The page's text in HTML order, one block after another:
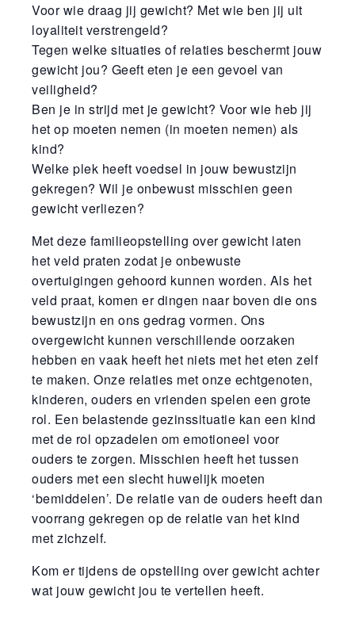
Voor wie draag jij gewicht? Met wie ben jij uit
loyaliteit verstrengeld?
Tegen welke situaties of relaties beschermt jouw
gewicht jou? Geeft eten je een gevoel van
veiligheid?
Ben je in strijd met je gewicht? Voor wie heb jij
het op moeten nemen (in moeten nemen) als
kind?
Welke plek heeft voedsel in jouw bewustzijn
gekregen? Wil je onbewust misschien geen
gewicht verliezen?
Met deze familieopstelling over gewicht laten
het veld praten zodat je onbewuste
overtuigingen gehoord kunnen worden. Als het
veld praat, komen er dingen naar boven die ons
bewustzijn en ons gedrag vormen. Ons
overgewicht kunnen verschillende oorzaken
hebben en vaak heeft het niets met het eten zelf
te maken. Onze relaties met onze echtgenoten,
kinderen, ouders en vrienden spelen een grote
rol. Een belastende gezinssituatie kan een kind
met de rol opzadelen om emotioneel voor
ouders te zorgen. Misschien heeft het tussen
ouders met een slecht huwelijk moeten
‘bemiddelen’. De relatie van de ouders heeft dan
voorrang gekregen op de relatie van het kind
met zichzelf.
Kom er tijdens de opstelling over gewicht achter
wat jouw gewicht jou te vertellen heeft.